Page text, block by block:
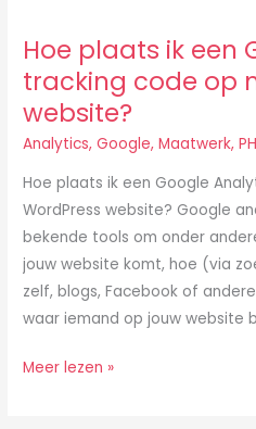
Hoe plaats ik een
tracking code op
website?
Analytics,Google,Maatwerk,
Hoe plaats ik een Google
WordPress website? Google
bekende tools om onder
jouw website komt, hoe (via
zelf, blogs, Facebook of
waar iemand op jouw website
Hoe
Meer lezen »